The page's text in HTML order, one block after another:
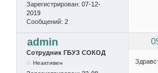
Зарегистрирован: 07-12-
2019
Сообщений: 2
admin
Сотрудник ГБУЗ СОКОД
Неактивен